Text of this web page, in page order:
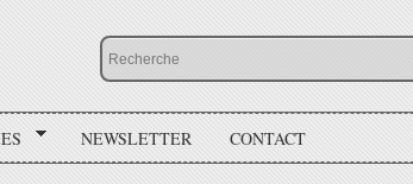
NEWSLETTER CONTACT